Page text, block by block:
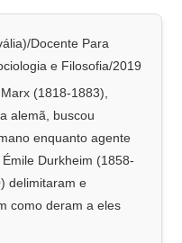
Docente Para
e Filosofia/2019
(1818-1883),
alemã, buscou
enquanto agente
Durkheim (1858-
delimitaram e
como deram a eles